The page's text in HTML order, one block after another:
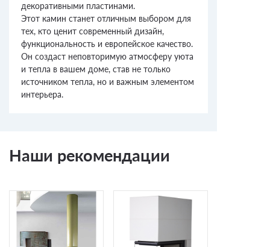
декоративными пластинами.
Этот камин станет отличным выбором для
тех, кто ценит современный дизайн,
функциональность и европейское качество.
Он создаст неповторимую атмосферу уюта
и тепла в вашем доме, став не только
источником тепла, но и важным элементом
интерьера.
Наши рекомендации